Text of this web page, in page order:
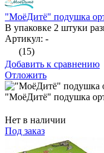
"МоёДитё" подушка
В упаковке 2 штуки
Артикул: -
(15)
Добавить к сравнению
Отложить
"МоёДитё" подушка
Нет в наличии
Под заказ